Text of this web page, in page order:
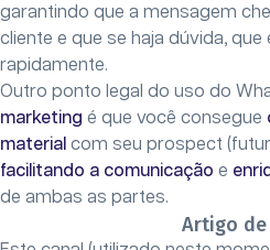
garantindo que a mensagem
cliente e que se haja dúvida,
rapidamente.
Outro ponto legal do uso do
marketing é que você consegue
material com seu prospect
facilitando a comunicação e
de ambas as partes.
Artigo de